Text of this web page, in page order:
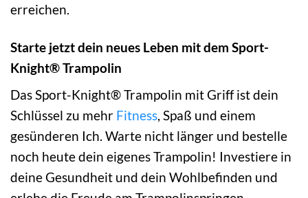
erreichen.
Starte jetzt dein neues Leben mit dem Sport-
Knight® Trampolin
Das Sport-Knight® Trampolin mit Griff ist dein
Schlüssel zu mehr Fitness, Spaß und einem
gesünderen Ich. Warte nicht länger und bestelle
noch heute dein eigenes Trampolin! Investiere in
deine Gesundheit und dein Wohlbefinden und